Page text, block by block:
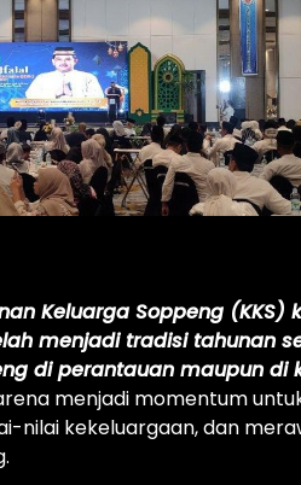
Keluarga Soppeng
menjadi tradisi tahunan
di perantauan maupun di
menjadi momentum
nilai kekeluargaan, dan